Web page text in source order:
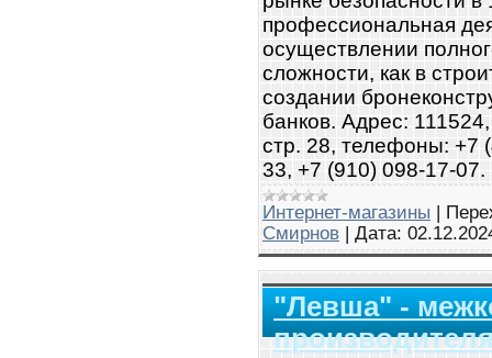
профессиональная
осуществлении
сложности, как в
создании
банков. Адрес:
стр. 28, телефоны: +7
33, +7 (910) 098-17-07.
Интернет-магазины |
Смирнов | Дата:
"Левша" -